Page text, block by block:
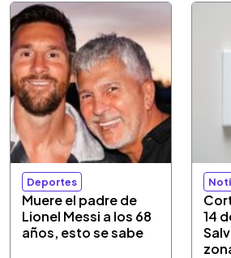
Deportes
Muere el padre de
Lionel Messi a los 68
años, esto se sabe
14